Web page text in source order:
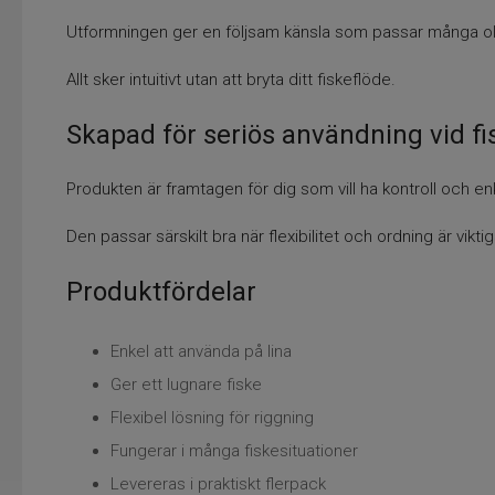
Utformningen ger en följsam känsla som passar många
Allt sker intuitivt utan att bryta ditt fiskeflöde.
Skapad för seriös användning vid
Produkten är framtagen för dig som vill ha kontroll och
Den passar särskilt bra när flexibilitet och ordning är
Produktfördelar
Enkel att använda på lina
Ger ett lugnare fiske
Flexibel lösning för riggning
Fungerar i många fiskesituationer
Levereras i praktiskt flerpack